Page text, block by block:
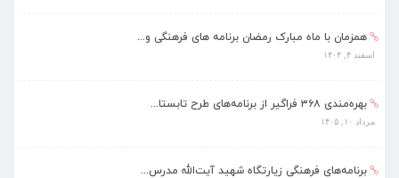
همزمان با ماه مبارک رمضان برنامه های فرهنگی و...
اسفند ۴, ۱۴۰۴
بهره‌مندی ۳۶۸ فراگیر از برنامه‌های طرح تابستا...
مرداد ۱۰, ۱۴۰۵
برنامه‌های فرهنگی زیارتگاه شهید آیت‌الله مدرس...